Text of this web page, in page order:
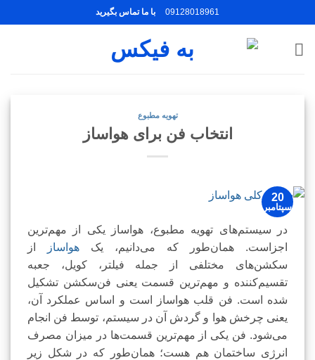
to
content
09128018961 با ما تماس بگیرید
تهویه مطبوع
انتخاب فن برای هواساز
20
سپتامبر
در سیستم‌های تهویه مطبوع، هواساز یکی از مهم‌ترین
اجزاست. همان‌طور که می‌دانیم، یک هواساز
از
سکشن‌های مختلفی از جمله فیلتر، کویل، جعبه
تقسیم‌کننده و مهم‌ترین قسمت یعنی فن‌سکشن تشکیل
شده است. فن قلب هواساز است و اساس عملکرد آن،
یعنی چرخش هوا و گردش آن در سیستم، توسط فن انجام
می‌شود. فن یکی از مهم‌ترین قسمت‌ها در میزان مصرف
انرژی ساختمان هم هست؛ همان‌طور که در شکل زیر